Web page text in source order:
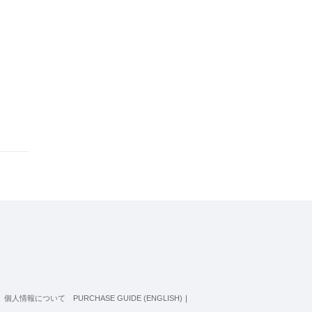
個人情報について PURCHASE GUIDE (ENGLISH) ｜